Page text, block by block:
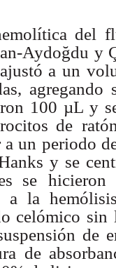
del
Aydoğdu y
ajustó a un
agregando
100 µL y
de
a un periodo
y se
se hicieron
a la
celómico sin
de
de